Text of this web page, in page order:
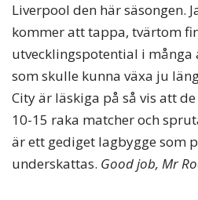
Liverpool den här säsongen.
kommer att tappa, tvärtom
utvecklingspotential i många
som skulle kunna växa ju
City är läskiga på så vis att
10-15 raka matcher och
är ett gediget lagbygge som
underskattas. Good job, Mr